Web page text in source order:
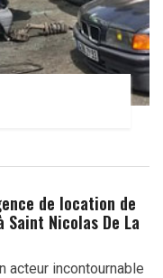
de location de
Saint Nicolas De La
acteur incontournable